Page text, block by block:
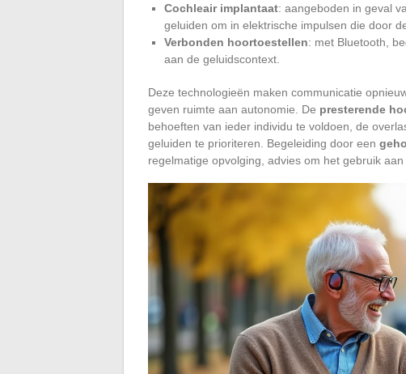
Cochleair implantaat: aangeboden in geval
geluiden om in elektrische impulsen die door
Verbonden hoortoestellen: met Bluetooth,
aan de geluidscontext.
Deze technologieën maken communicatie
geven ruimte aan autonomie. De presterende
behoeften van ieder individu te voldoen, de
geluiden te prioriteren. Begeleiding door een
regelmatige opvolging, advies om het gebruik